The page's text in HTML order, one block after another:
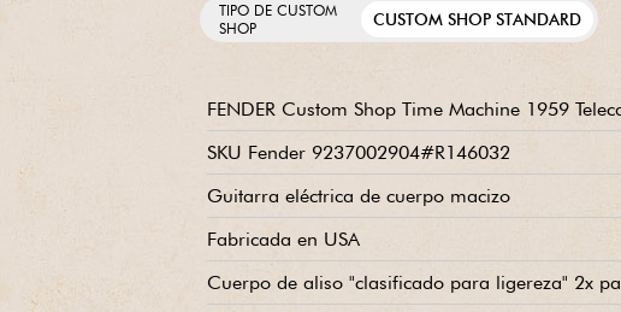
TIPO DE CUSTOM
SHOP
CUSTOM SHOP STANDARD
FENDER Custom Shop Time Machine 1959
SKU Fender 9237002904#R146032
Guitarra eléctrica de cuerpo macizo
Fabricada en USA
Cuerpo de aliso "clasificado para ligereza" 2x